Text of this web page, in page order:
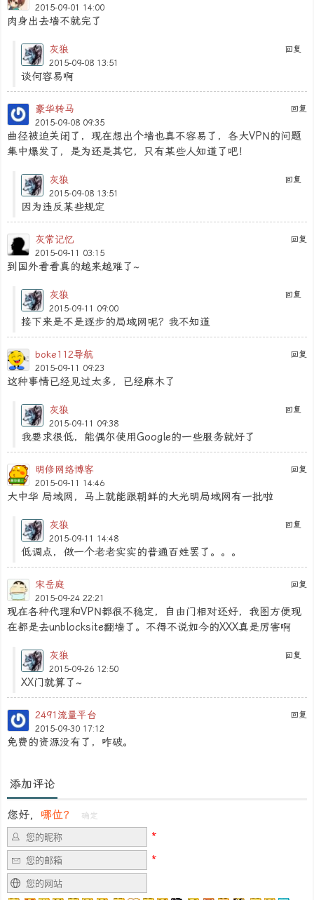
2015-09-01 14:00
肉身出去墙不就完了
回复
灰狼
2015-09-08 13:51
谈何容易啊
回复
豪华转马
2015-09-08 09:35
曲径被迫关闭了，现在想出个墙也真不容易了，各大VPN的问题
集中爆发了，是为还是其它，只有某些人知道了吧！
回复
灰狼
2015-09-08 13:51
因为违反某些规定
回复
灰常记忆
2015-09-11 03:15
到国外看看真的越来越难了~
回复
灰狼
2015-09-11 09:00
接下来是不是逐步的局域网呢？我不知道
回复
boke112导航
2015-09-11 09:23
这种事情已经见过太多，已经麻木了
回复
灰狼
2015-09-11 09:38
我要求很低，能偶尔使用Google的一些服务就好了
回复
明修网络博客
2015-09-11 14:46
大中华 局域网，马上就能跟朝鲜的大光明局域网有一批啦
回复
灰狼
2015-09-11 14:48
低调点，做一个老老实实的普通百姓罢了。。。
回复
宋岳庭
2015-09-24 22:21
现在各种代理和VPN都很不稳定，自由门相对还好，我图方便现
在都是去unblocksite翻墙了。不得不说如今的XXX真是厉害啊
回复
灰狼
2015-09-26 12:50
XX门就算了~
回复
2491流量平台
2015-09-30 17:12
免费的资源没有了，咋破。
添加评论
您好， 哪位？ 确定